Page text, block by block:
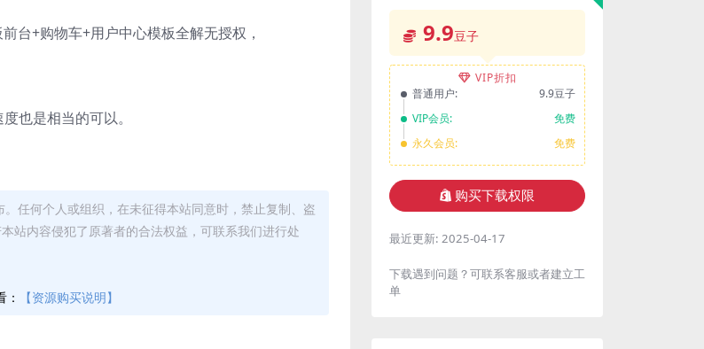
台+购物车+用户中心模板全解无授权，
也是相当的可以。
任何个人或组织，在未征得本站同意时，禁止复制、盗
站内容侵犯了原著者的合法权益，可联系我们进行处
【资源购买说明】
9.9豆子
VIP折扣
普通用户:
9.9豆子
VIP会员:
免费
永久会员:
免费
购买下载权限
最近更新: 2025-04-17
下载遇到问题？可联系客服或者建立工
单